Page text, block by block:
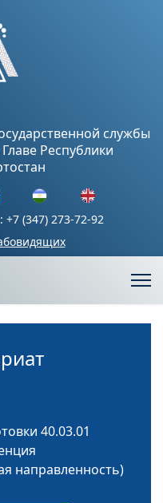
службы
Республики
+7 (347) 273-72-92
40.03.01
направленность)